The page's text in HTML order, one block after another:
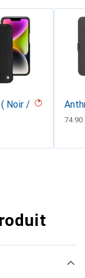
Noir /
CHF
74.90